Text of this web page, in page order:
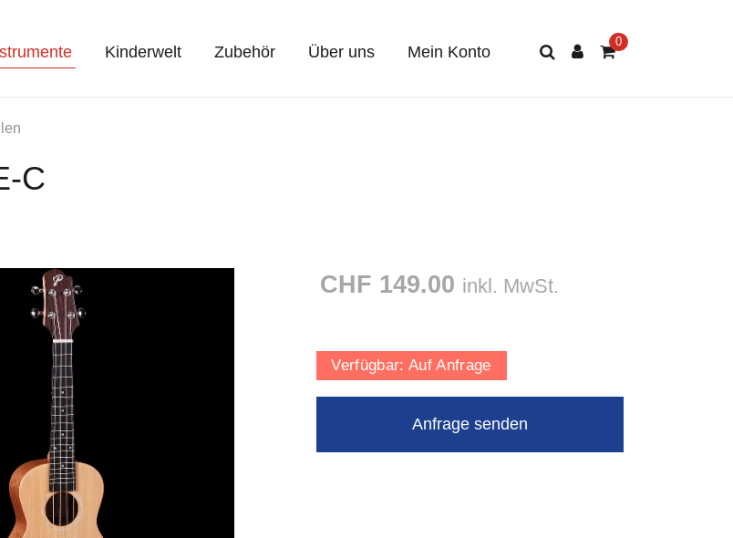
Kinderwelt Zubehör Über uns Mein Konto
C
CHF 149.00 inkl. MwSt.
Verfügbar:Auf Anfrage